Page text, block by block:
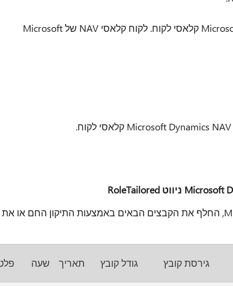
אתר את ספריית ההתקנה של Microsoft Dynamics NAV קלאסי לקוח. לקוח קלאסי NAV של Microsoft
התקנת הלקוח RoleTailored NAV של Microsoft Dynamics, החלף את הקבצים הבאים באמצעות התיקון החם או את
גירסת קובץ גודל קובץ תאריך שעה